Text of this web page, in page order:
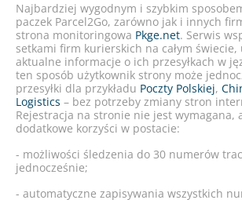
Najbardziej wygodnym i szybkim
paczek Parcel2Go, zarówno jak i innych
strona monitoringowa Pkge.net. Serwis
setkami firm kurierskich na całym
aktualne informacje o ich przesyłkach w
ten sposób użytkownik strony może
przesyłki dla przykładu Poczty Polskiej,
Logistics – bez potrzeby zmiany stron
Rejestracja na stronie nie jest wymagana,
dodatkowe korzyści w postacie:
- możliwości śledzenia do 30 numerów
jednocześnie;
- automatyczne zapisywania wszystkich